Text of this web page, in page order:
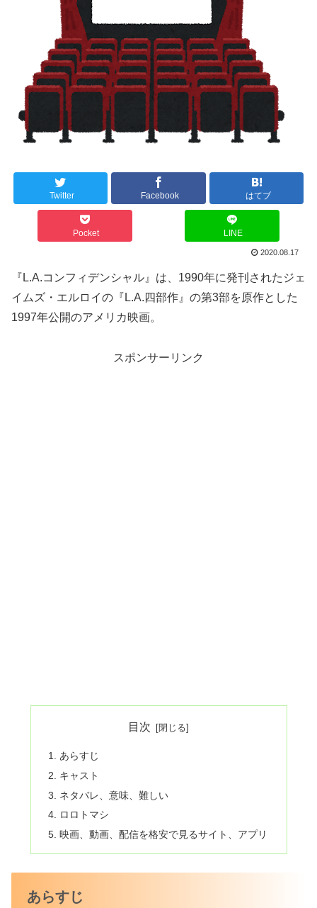
Twitter Facebook はてブ
Pocket LINE
2020.08.17
『L.A.コンフィデンシャル』は、1990年に発刊されたジェ
イムズ・エルロイの『L.A.四部作』の第3部を原作とした
1997年公開のアメリカ映画。
スポンサーリンク
目次
あらすじ
キャスト
ネタバレ、意味、難しい
ロロトマシ
映画、動画、配信を格安で見るサイト、アプリ
あらすじ